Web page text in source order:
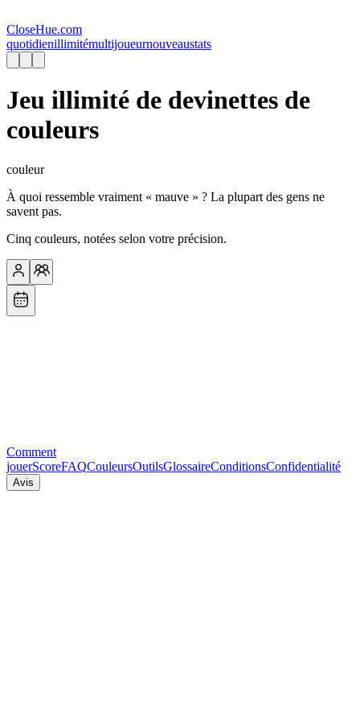
CloseHue.com
quotidienillimitémultijoueurnouveaustats
Jeu illimité de devinettes de
couleurs
couleur
À quoi ressemble vraiment « mauve » ? La plupart des gens ne
savent pas.
Cinq couleurs, notées selon votre précision.
Comment
jouerScoreFAQCouleursOutilsGlossaireConditionsConfidentialité
Avis